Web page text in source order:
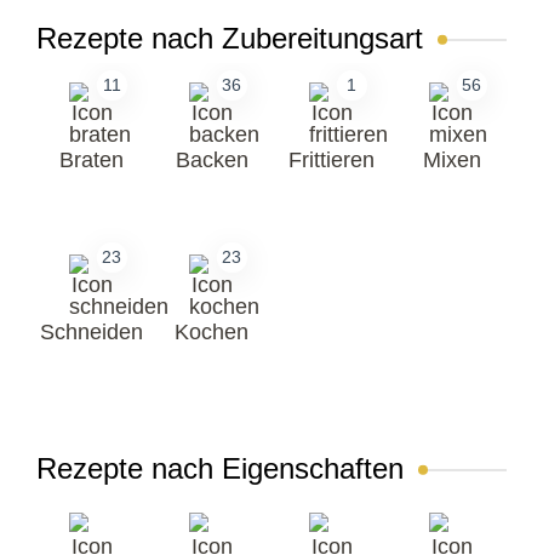
Rezepte nach Zubereitungsart
11
Braten
36
Backen
1
Frittieren
56
Mixen
23
Schneiden
23
Kochen
Rezepte nach Eigenschaften